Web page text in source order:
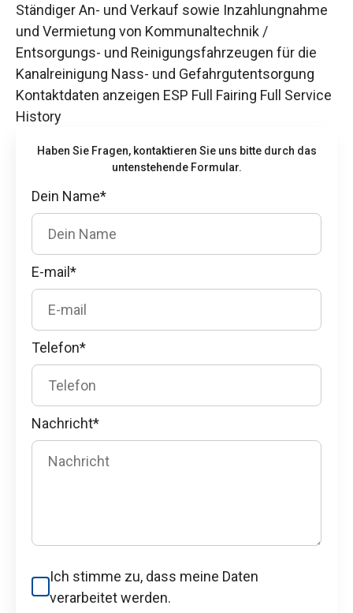
Ständiger An- und Verkauf sowie Inzahlungnahme
und Vermietung von Kommunaltechnik /
Entsorgungs- und Reinigungsfahrzeugen für die
Kanalreinigung Nass- und Gefahrgutentsorgung
Kontaktdaten anzeigen ESP Full Fairing Full Service
History
Haben Sie Fragen, kontaktieren Sie uns bitte durch das
untenstehende Formular.
Dein Name*
E-mail*
Telefon*
Nachricht*
Ich stimme zu, dass meine Daten
verarbeitet werden.